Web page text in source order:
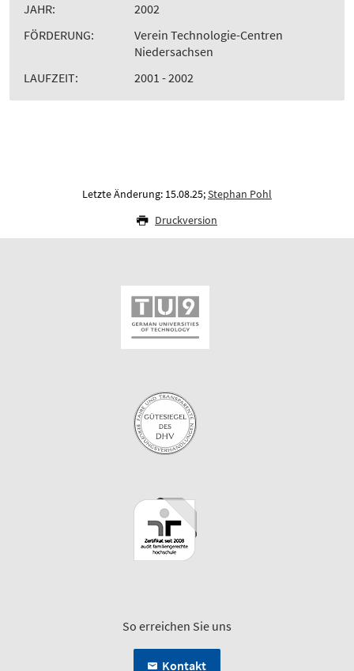
JAHR:
2002
FÖRDERUNG:
Verein Technologie-Centren
Niedersachsen
LAUFZEIT:
2001 - 2002
Letzte Änderung: 15.08.25;Stephan Pohl
Druckversion
So erreichen Sie uns
Kontakt